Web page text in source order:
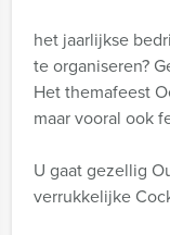
het jaarlijkse
te organiseren?
Het themafeest
maar vooral ook
U gaat gezellig
verrukkelijke